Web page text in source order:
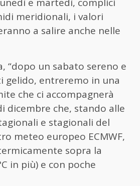
e martedì, complici
meridionali, i valori
a salire anche nelle
“dopo un sabato sereno e
gelido, entreremo in una
che ci accompagnerà
dicembre che, stando alle
e stagionali del
meteo europeo ECMWF,
sopra la
in più) e con poche